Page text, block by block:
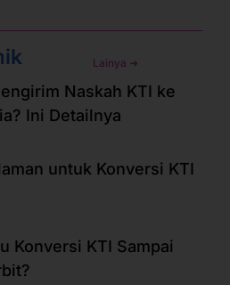
Lainya ➜
Naskah KTI ke
Ini Detailnya
untuk Konversi KTI
Konversi KTI Sampai